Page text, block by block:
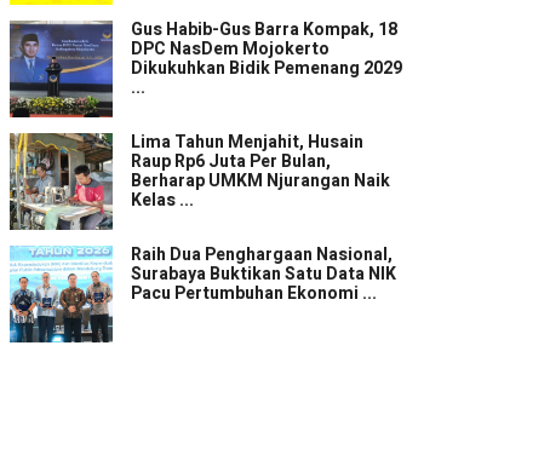
Gus Habib-Gus Barra Kompak, 18
DPC NasDem Mojokerto
Dikukuhkan Bidik Pemenang 2029
...
Lima Tahun Menjahit, Husain
Raup Rp6 Juta Per Bulan,
Berharap UMKM Njurangan Naik
Kelas ...
Raih Dua Penghargaan Nasional,
Surabaya Buktikan Satu Data NIK
Pacu Pertumbuhan Ekonomi ...